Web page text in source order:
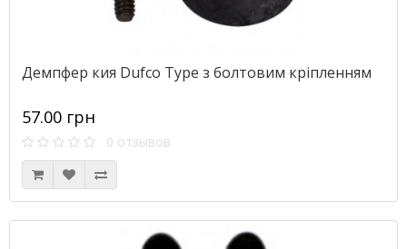
Демпфер кия Dufco Type з болтовим кріпленням
57.00 грн
0 отзывов